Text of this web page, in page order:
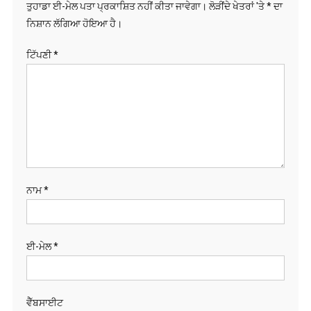
ਤੁਹਾਡਾ ਈ-ਮੇਲ ਪਤਾ ਪ੍ਰਕਾਸ਼ਿਤ ਨਹੀਂ ਕੀਤਾ ਜਾਵੇਗਾ। ਲੋੜੀਂਦੇ ਖੇਤਰਾਂ 'ਤੇ*ਦਾ
ਨਿਸ਼ਾਨ ਲੱਗਿਆ ਹੋਇਆ ਹੈ।
ਟਿੱਪਣੀ*
ਨਾਮ*
ਈ-ਮੇਲ*
ਵੈੱਬਸਾਈਟ